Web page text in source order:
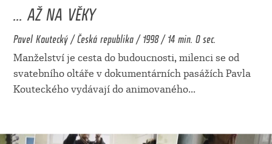
... AŽ NA VĚKY
Pavel Koutecký / Česká republika / 1998 / 14 min. 0 sec.
Manželství je cesta do budoucnosti, milenci se od
svatebního oltáře v dokumentárních pasážích Pavla
Kouteckého vydávají do animovaného...